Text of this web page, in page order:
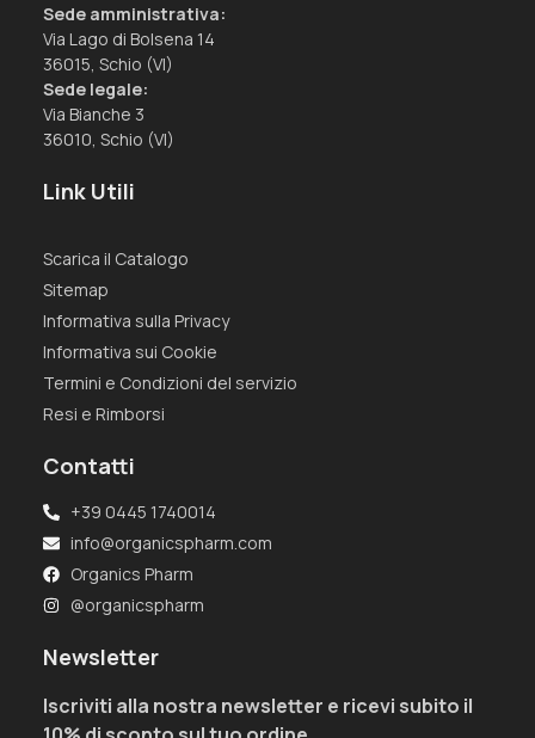
Sede amministrativa:
Via Lago di Bolsena 14
36015, Schio (VI)
Sede legale:
Via Bianche 3
36010, Schio (VI)
Link Utili
Scarica il Catalogo
Sitemap
Informativa sulla Privacy
Informativa sui Cookie
Termini e Condizioni del servizio
Resi e Rimborsi
Contatti
+39 0445 1740014
info@organicspharm.com
Organics Pharm
@organicspharm
Newsletter
Iscriviti alla nostra newsletter e ricevi subito il